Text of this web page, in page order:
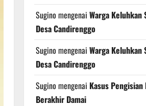
Sugino mengenai Warga Keluhkan
Desa Candirenggo
Sugino mengenai Warga Keluhkan
Desa Candirenggo
Sugino mengenai Kasus
Berakhir Damai